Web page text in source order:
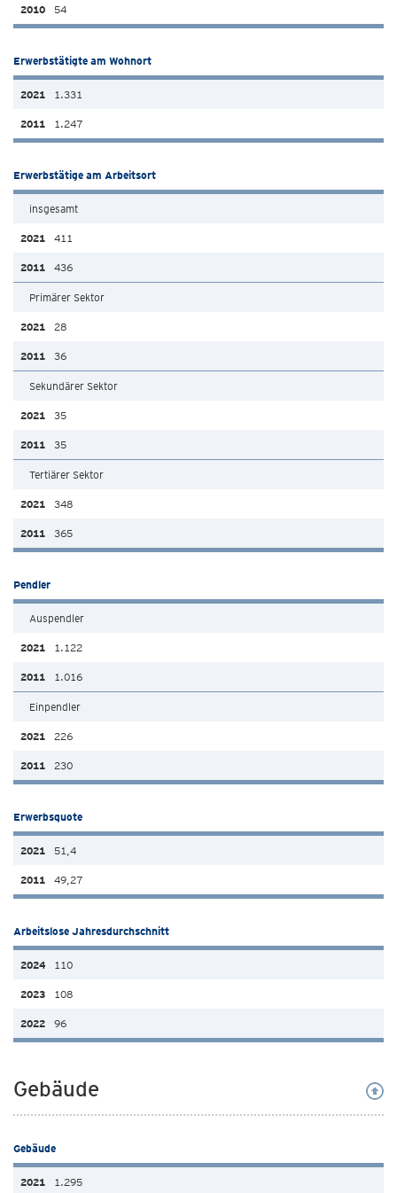
54
Erwerbstätigte am Wohnort
1.331
1.247
Erwerbstätige am Arbeitsort
insgesamt
411
436
Primärer Sektor
28
36
Sekundärer Sektor
35
35
Tertiärer Sektor
348
365
Pendler
Auspendler
1.122
1.016
Einpendler
226
230
Erwerbsquote
51,4
49,27
Arbeitslose Jahresdurchschnitt
110
108
96
Gebäude
Gebäude
1.295